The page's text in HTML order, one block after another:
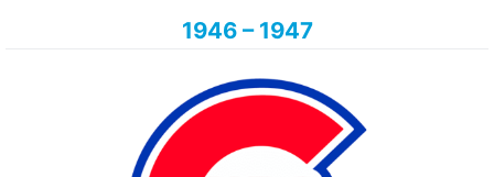
1946 – 1947